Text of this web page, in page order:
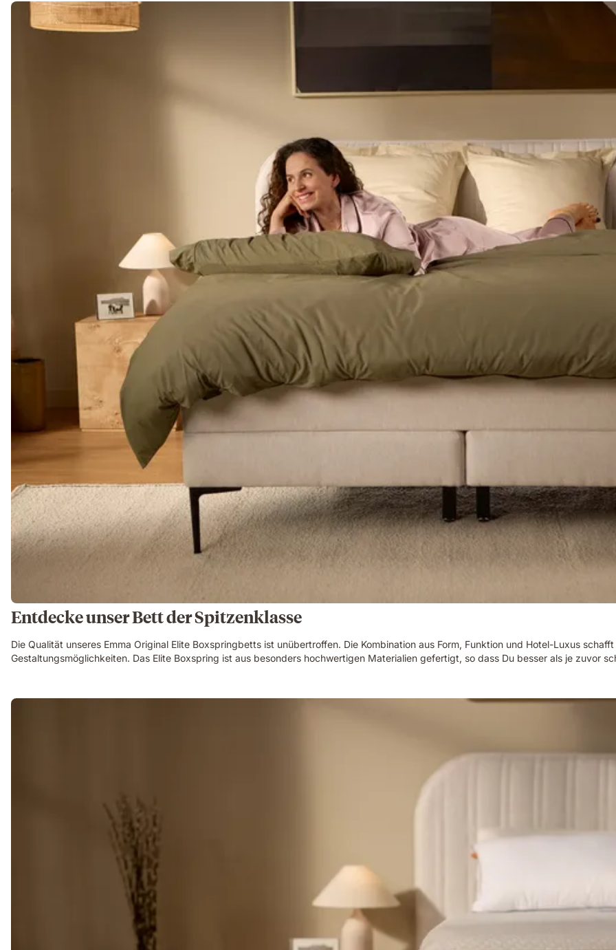
Entdecke unser Bett der Spitzenklasse
Die Qualität unseres Emma Original Elite Boxspringbetts ist unübertroffen. Die Kombination aus Form, Funktion und Hotel-Luxus
Gestaltungsmöglichkeiten. Das Elite Boxspring ist aus besonders hochwertigen Materialien gefertigt, so dass Du besser als je zuvor